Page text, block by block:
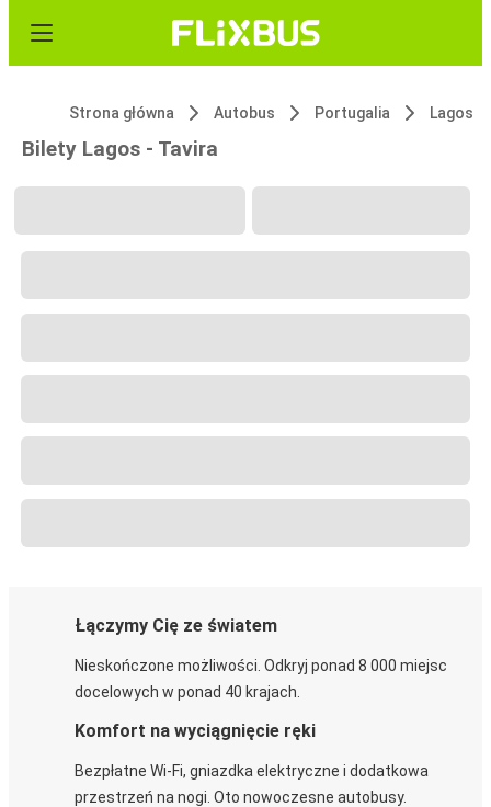
Strona główna Autobus Portugalia Lagos
Bilety Lagos - Tavira
Łączymy Cię ze światem
Nieskończone możliwości. Odkryj ponad 8 000 miejsc
docelowych w ponad 40 krajach.
Komfort na wyciągnięcie ręki
Bezpłatne Wi-Fi, gniazdka elektryczne i dodatkowa
przestrzeń na nogi. Oto nowoczesne autobusy.